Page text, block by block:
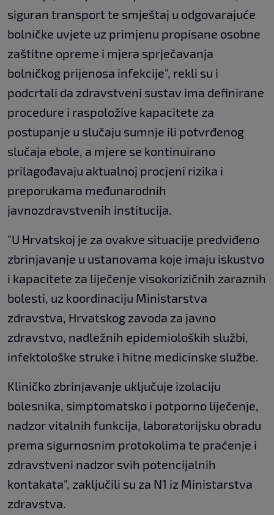
siguran transport te smještaj u odgovarajuće
bolničke uvjete uz primjenu propisane osobne
zaštitne opreme i mjera sprječavanja
bolničkog prijenosa infekcije", rekli su i
podcrtali da zdravstveni sustav ima definirane
procedure i raspoložive kapacitete za
postupanje u slučaju sumnje ili potvrđenog
slučaja ebole, a mjere se kontinuirano
prilagođavaju aktualnoj procjeni rizika i
preporukama međunarodnih
javnozdravstvenih institucija.
"U Hrvatskoj je za ovakve situacije predviđeno
zbrinjavanje u ustanovama koje imaju iskustvo
i kapacitete za liječenje visokorizičnih zaraznih
bolesti, uz koordinaciju Ministarstva
zdravstva, Hrvatskog zavoda za javno
zdravstvo, nadležnih epidemioloških službi,
infektološke struke i hitne medicinske službe.
Kliničko zbrinjavanje uključuje izolaciju
bolesnika, simptomatsko i potporno liječenje,
nadzor vitalnih funkcija, laboratorijsku obradu
prema sigurnosnim protokolima te praćenje i
zdravstveni nadzor svih potencijalnih
kontakata", zaključili su za N1 iz Ministarstva
zdravstva.